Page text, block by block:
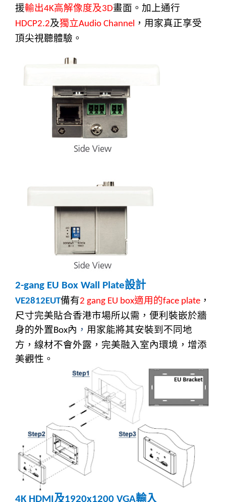
援輸出4K高解像度及3D畫面 。加上通行
HDCP2.2及獨立Audio Channel ，用家真正享受
頂尖視聽體驗。
2-gang EU Box Wall Plate設計
VE2812EUT備有2 gang EU box適用的face plate ，
尺寸完美貼合香港市場所以需，便利裝嵌於牆
身的外置Box內 ， 用家能將其安裝到不同地
方，線材不會外露，完美融入室內環境，增添
美觀性。
4K HDMI 及1920x1200 VGA輸入